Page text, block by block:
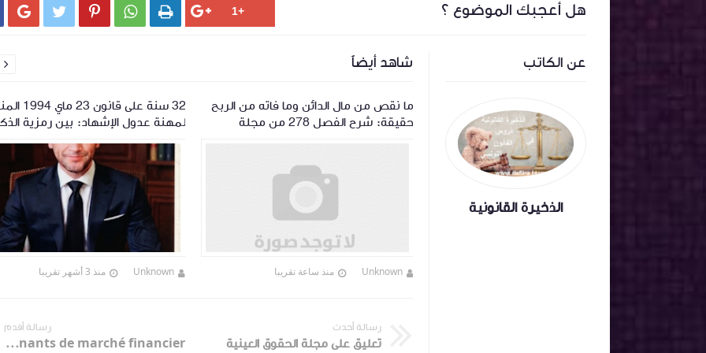
هل أعجبك الموضوع ؟     
عن الكاتب
الذخيرة القانونية
شاهد أيضاً
ما نقص من مال الدائن وما فاته من الربح
حقيقة: شرح الفصل 278 من مجلة
Unknown منذ ساعة تقريبا
32 سنة على
لمهنة عدول الإشهاد: بين رمزية
Unknown منذ 3 أشهر تقريبا

رسالة أحدث
تعليق على مجلة الحقوق العينية
رسالة أقدم
Les intervenants de marché financier